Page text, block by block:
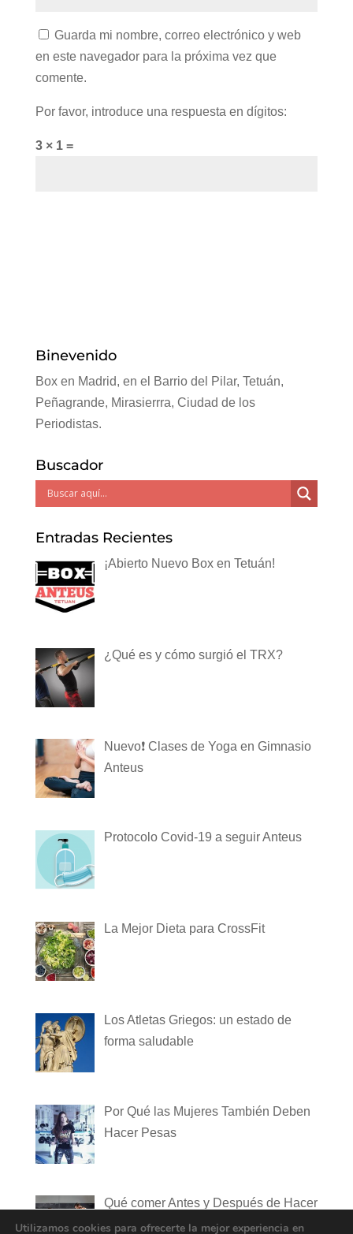
Guarda mi nombre, correo electrónico y web
en este navegador para la próxima vez que
comente.
Por favor, introduce una respuesta en dígitos:
3 × 1 =
Binevenido
Box en Madrid, en el Barrio del Pilar, Tetuán,
Peñagrande, Mirasierrra, Ciudad de los
Periodistas.
Buscador
Entradas Recientes
¡Abierto Nuevo Box en Tetuán!
¿Qué es y cómo surgió el TRX?
Nuevo❗️ Clases de Yoga en Gimnasio
Anteus
Protocolo Covid-19 a seguir Anteus
La Mejor Dieta para CrossFit
Los Atletas Griegos: un estado de
forma saludable
Por Qué las Mujeres También Deben
Hacer Pesas
Qué comer Antes y Después de Hacer
Ejercicio
Utilizamos cookies para ofrecerte la mejor experiencia en